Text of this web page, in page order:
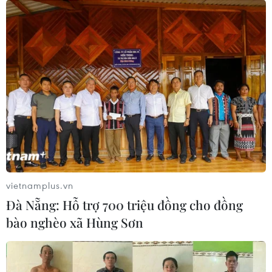
Cơ quan chống độc quyền Italy phạt
TikTok gần 11 triệu USD
14/03/2024 11:26
Theo Cơ quan chống độc quyền của Italy, việc kiểm soát
của TikTok đối với nội dung trên nền tảng là không đầy
đủ, đặc biệt liên quan đến nội dung có thể đe dọa đến
sự an toàn của trẻ vị thành niên.
vietnamplus.vn
Đà Nẵng: Hỗ trợ 700 triệu đồng cho đồng
bào nghèo xã Hùng Sơn